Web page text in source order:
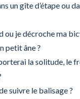
un gîte d’étape ou
ou je décroche ma
petit âne ?
la solitude, le
suivre le balisage ?